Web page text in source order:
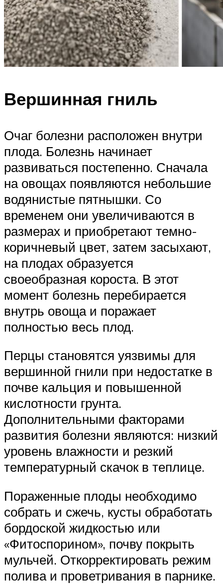
Вершинная гниль
Очаг болезни расположен внутри
плода. Болезнь начинает
развиваться постепенно. Сначала
на овощах появляются небольшие
водянистые пятнышки. Со
временем они увеличиваются в
размерах и приобретают темно-
коричневый цвет, затем засыхают,
на плодах образуется
своеобразная короста. В этот
момент болезнь перебирается
внутрь овоща и поражает
полностью весь плод.
Перцы становятся уязвимы для
вершинной гнили при недостатке в
почве кальция и повышенной
кислотности грунта.
Дополнительными факторами
развития болезни являются: низкий
уровень влажности и резкий
температурный скачок в теплице.
Пораженные плоды необходимо
собрать и сжечь, кусты обработать
бордоской жидкостью или
«Фитоспорином», почву покрыть
мульчей. Откорректировать режим
полива и проветривания в парнике.